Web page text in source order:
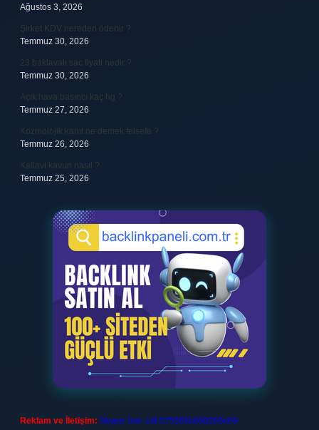
Ağustos 3, 2026
Şirket KDV nereden ödenir ?
Temmuz 30, 2026
23 baklavalı sac fiyatı nedir ?
Temmuz 30, 2026
Açık hava basıncı kaç hg ?
Temmuz 27, 2026
Kozmolojik kanıt ne demek felsefe ?
Temmuz 26, 2026
Kallavi kavun nasıl ?
Temmuz 25, 2026
Reklam ve İletişim: Skype: live:.cid.575569c608265c69